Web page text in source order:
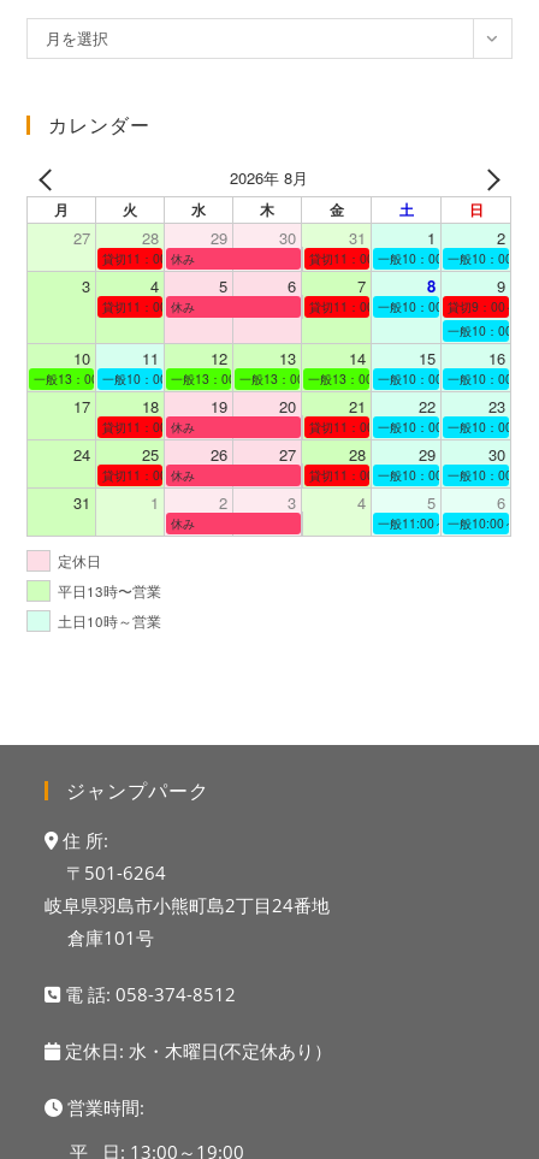
ー
イ
月を選択
カレンダー
2026年 8月
月 火 水 木 金 土 日
27 28 29 30 31 1 2
貸切11：00～12：00
休み 貸切11：00～12：00一般10：00～19：00
一般10：00～
3 4 5 6 7 8 9
貸切11：00～12：00
休み 貸切11：00～12：00一般10：00～19：00
貸切9：00～10
一般10：00～
10 11 12 13 14 15 16
一般13：00～19：00一般10：00～19：00一般13：00～19：00一般13：00～19：00一般13：00～19：00一般10：00～19：00
一般10：00～
17 18 19 20 21 22 23
貸切11：00～12：00
休み 貸切11：00～13：00一般10：00～19：00
一般10：00～
24 25 26 27 28 29 30
貸切11：00～12：00
休み 貸切11：00～12：00一般10：00～19：00
一般10：00～
31 1 2 3 4 5 6
休み 一般11:00～19:00一般10:00～
定休日
平日13時〜営業
土日10時～営業
ジャンプパーク
住 所:
〒501-6264
岐阜県羽島市小熊町島2丁目24番地
倉庫101号
電 話:058-374-8512
定休日: 水・木曜日(不定休あり）
営業時間:
平 日: 13:00～19:00